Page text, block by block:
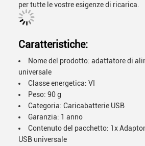
per tutte le vostre esigenze di ricarica.
Caratteristiche:
Nome del prodotto: adattatore di
universale
Classe energetica: VI
Peso: 90 g
Categoria: Caricabatterie USB
Garanzia: 1 anno
Contenuto del pacchetto: 1x
USB universale